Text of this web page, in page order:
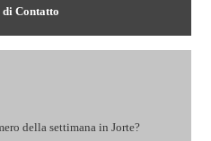
Contatto
della settimana in Jorte?